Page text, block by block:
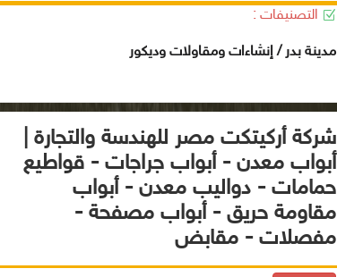
التصنيفات :
مدينة بدر / إنشاءات ومقاولات وديكور
شركة أركيتكت مصر للهندسة والتجارة |
أبواب معدن - أبواب جراجات - قواطيع
حمامات - دواليب معدن - أبواب
مقاومة حريق - أبواب مصفحة -
مفصلات - مقابض